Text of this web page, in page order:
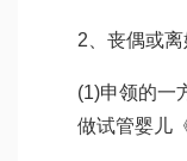
2、丧偶或
(1)申领的一
做试管婴儿